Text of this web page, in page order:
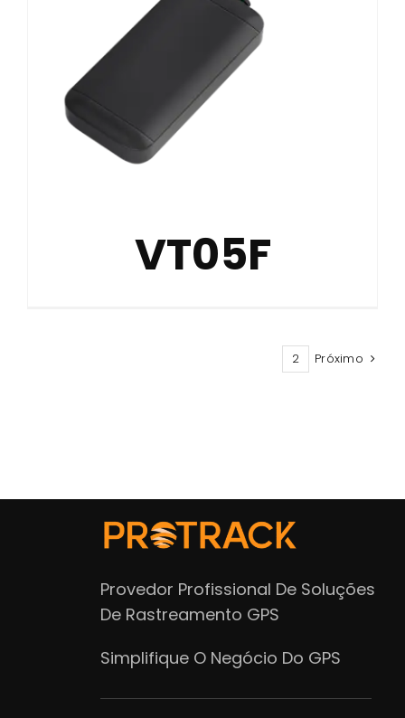
VT05F
2 Próximo
Provedor Profissional De Soluções
De Rastreamento GPS
Simplifique O Negócio Do GPS